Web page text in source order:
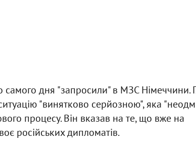
самого дня "запросили" в МЗС Німеччини.
"винятково серйозною", яка
процесу. Він вказав на те, що вже на
російських дипломатів.